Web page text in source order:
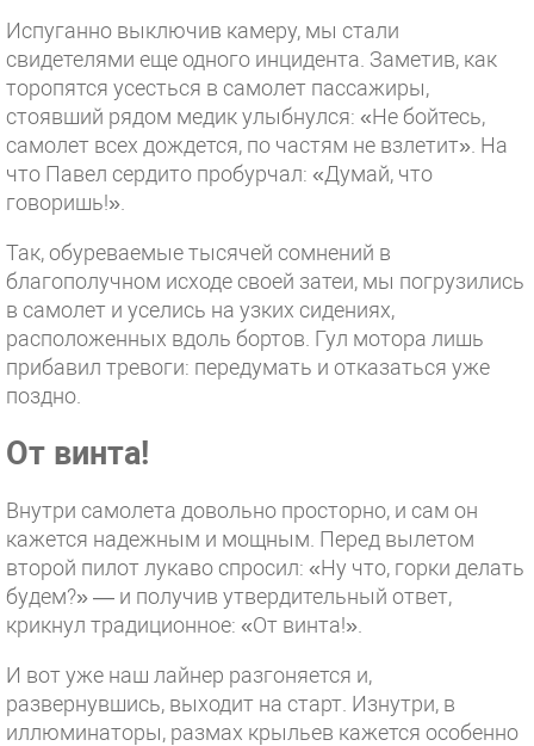
Испуганно выключив камеру, мы стали
свидетелями еще одного инцидента. Заметив, как
торопятся усесться в самолет пассажиры,
стоявший рядом медик улыбнулся: «Не бойтесь,
самолет всех дождется, по частям не взлетит». На
что Павел сердито пробурчал: «Думай, что
говоришь!».
Так, обуреваемые тысячей сомнений в
благополучном исходе своей затеи, мы погрузились
в самолет и уселись на узких сидениях,
расположенных вдоль бортов. Гул мотора лишь
прибавил тревоги: передумать и отказаться уже
поздно.
От винта!
Внутри самолета довольно просторно, и сам он
кажется надежным и мощным. Перед вылетом
второй пилот лукаво спросил: «Ну что, горки делать
будем?» — и получив утвердительный ответ,
крикнул традиционное: «От винта!».
И вот уже наш лайнер разгоняется и,
развернувшись, выходит на старт. Изнутри, в
иллюминаторы, размах крыльев кажется особенно